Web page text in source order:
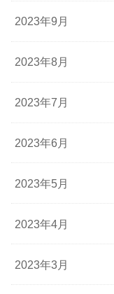
2023年9月
2023年8月
2023年7月
2023年6月
2023年5月
2023年4月
2023年3月